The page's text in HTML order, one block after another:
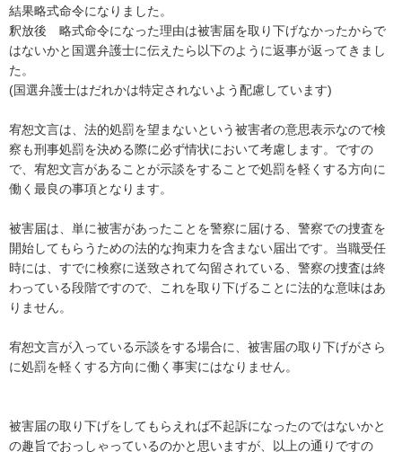
結果略式命令になりました。
釈放後　略式命令になった理由は被害届を取り下げなかったからで
はないかと国選弁護士に伝えたら以下のように返事が返ってきまし
た。
(国選弁護士はだれかは特定されないよう配慮しています)
宥恕文言は、法的処罰を望まないという被害者の意思表示なので検
察も刑事処罰を決める際に必ず情状において考慮します。ですの
で、宥恕文言があることが示談をすることで処罰を軽くする方向に
働く最良の事項となります。
被害届は、単に被害があったことを警察に届ける、警察での捜査を
開始してもらうための法的な拘束力を含まない届出です。当職受任
時には、すでに検察に送致されて勾留されている、警察の捜査は終
わっている段階ですので、これを取り下げることに法的な意味はあ
りません。
宥恕文言が入っている示談をする場合に、被害届の取り下げがさら
に処罰を軽くする方向に働く事実にはなりません。
被害届の取り下げをしてもらえれば不起訴になったのではないかと
の趣旨でおっしゃっているのかと思いますが、以上の通りですの